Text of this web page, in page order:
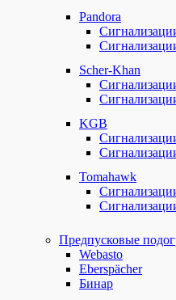
Pandora
Scher-Khan
KGB
Tomahawk
Предпусковые
Webasto
Eberspächer
Бинар